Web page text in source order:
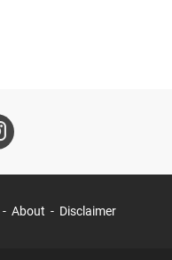
About Disclaimer